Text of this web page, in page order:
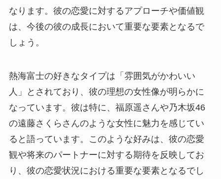
なります。彼の恋愛に対するアプローチや価値観
は、今後の彼の成長において重要な要素となるで
しょう。
熱海富士の好きなタイプは「雰囲気がかわいい
人」とされており、彼の理想の女性像が明らかに
なっています。彼は特に、福原遥さんや乃木坂46
の遠藤さくらさんのような女性に魅力を感じてい
ると語っています。このような好みは、彼の恋愛
観や将来のパートナーに対する期待を反映してお
り、彼の恋愛状況における重要な要素となるでし